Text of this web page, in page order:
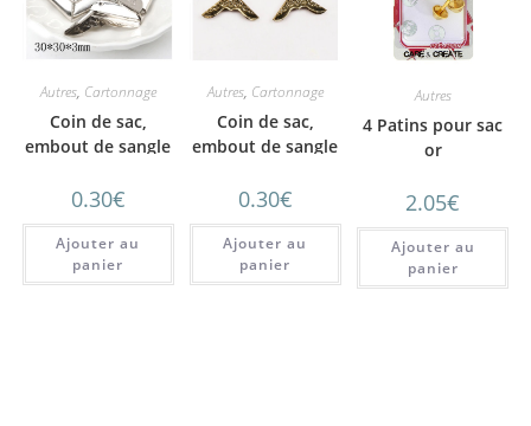
Autres, Cartonnage
Coin de sac,
embout de sangle
mm
0.30€
Ajouter au
panier
Autres, Cartonnage
Coin de sac,
embout de sangle
0.30€
Ajouter au
panier
Autres
4 Patins pour sac
or
2.05€
Ajouter au
panier